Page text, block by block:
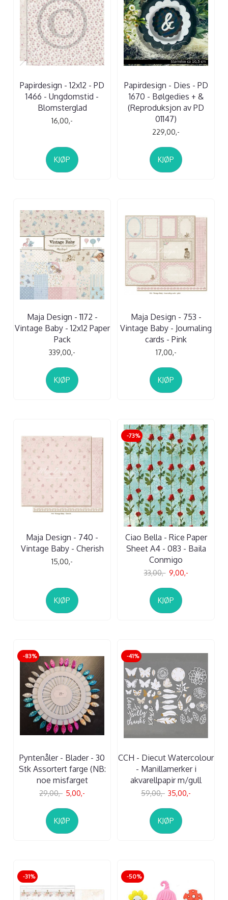
Papirdesign - 12x12 - PD
1466 - Ungdomstid -
Blomsterglad
16,00,-
KJØP
Papirdesign - Dies - PD
1670 - Bølgedies + &
(Reproduksjon av PD
01147)
229,00,-
KJØP
Maja Design - 1172 -
Vintage Baby - 12x12 Paper
Pack
339,00,-
KJØP
Maja Design - 753 -
Vintage Baby - Journaling
cards - Pink
17,00,-
KJØP
Maja Design - 740 -
Vintage Baby - Cherish
15,00,-
KJØP
-73%
Ciao Bella - Rice Paper
Sheet A4 - 083 - Baila
Conmigo
33,00,- 9,00,-
KJØP
-83%
Pyntenåler - Blader - 30
Stk Assortert farge (NB:
noe misfarget
29,00,- 5,00,-
KJØP
-41%
CCH - Diecut Watercolour
- Manillamerker i
akvarellpapir m/gull
59,00,- 35,00,-
KJØP
-31% -50%